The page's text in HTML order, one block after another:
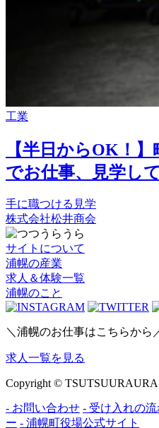
工業
【半日からOK！
でお仕事、見学し
手に職つける 見学
株式会社松井商会
サイトについて
浦幌の産業
求人＆体験一覧
浦幌のこと
＼浦幌のお仕事はこちらから
求人一覧を見る
Copyright ©
- お問い合わせ - 受け入れの流
ー - 浦幌町役場公式サイト